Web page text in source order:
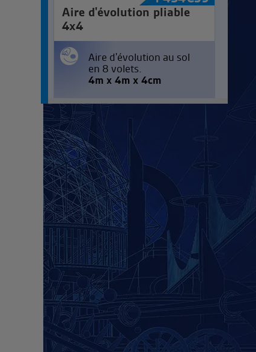
Aire d'évolution pliable
4x4
Aire d'évolution au sol
en 8 volets.
4m x 4m x 4cm